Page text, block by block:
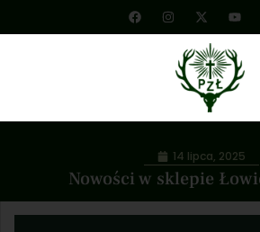
Nowości w sklepie
14 lipca, 2025